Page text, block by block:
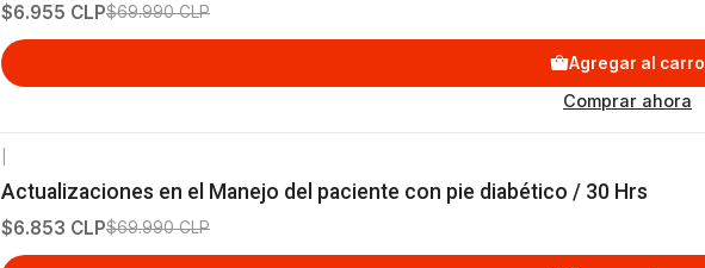
$6.955 CLP$69.990 CLP
Agregar al carro
Comprar ahora
-90% OFF
Actualizaciones en el Manejo del paciente con pie diabético / 30 Hrs
$6.853 CLP$69.990 CLP